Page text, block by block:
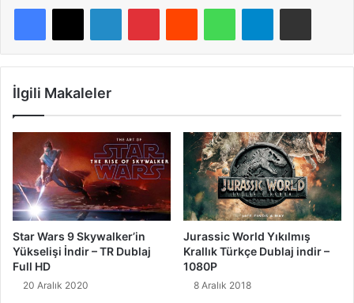
LinkedInPinterestReddit WhatsAppTelegramE-Posta ile paylaş
İlgili Makaleler
Star Wars 9 Skywalker’in
Yükselişi İndir – TR Dublaj
Full HD
20 Aralık 2020
Jurassic World Yıkılmış
Krallık Türkçe Dublaj indir –
1080P
8 Aralık 2018